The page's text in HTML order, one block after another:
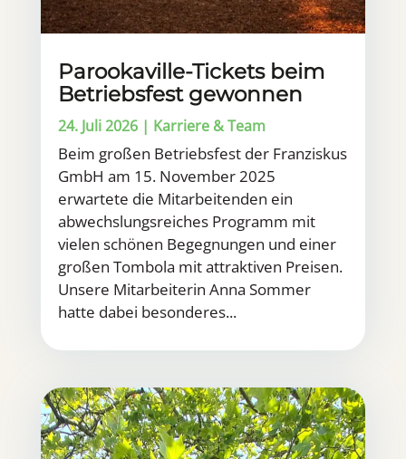
Parookaville-Tickets beim
Betriebsfest gewonnen
24. Juli 2026| Karriere & Team
Beim großen Betriebsfest der Franziskus
GmbH am 15. November 2025
erwartete die Mitarbeitenden ein
abwechslungsreiches Programm mit
vielen schönen Begegnungen und einer
großen Tombola mit attraktiven Preisen.
Unsere Mitarbeiterin Anna Sommer
hatte dabei besonderes...